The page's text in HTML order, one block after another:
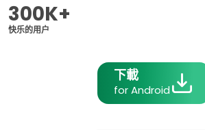
300K+
快乐的用户
下載
for Android